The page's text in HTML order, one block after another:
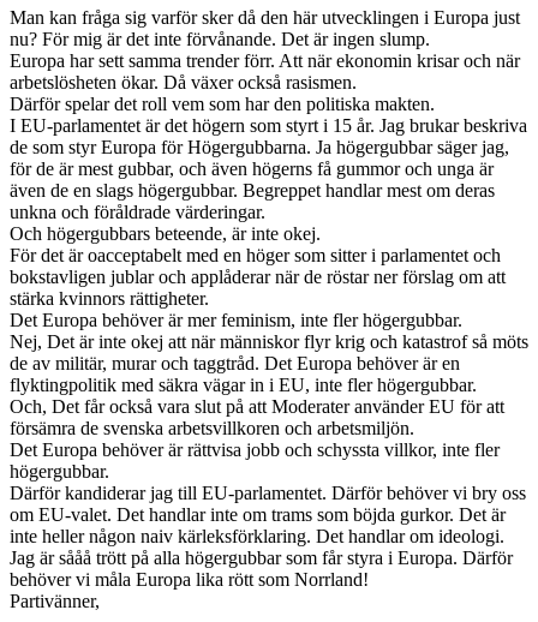
Man kan fråga sig varför sker då den här utvecklingen i Europa just
nu? För mig är det inte förvånande. Det är ingen slump.
Europa har sett samma trender förr. Att när ekonomin krisar och när
arbetslösheten ökar. Då växer också rasismen.
Därför spelar det roll vem som har den politiska makten.
I EU-parlamentet är det högern som styrt i 15 år. Jag brukar beskriva
de som styr Europa för Högergubbarna. Ja högergubbar säger jag,
för de är mest gubbar, och även högerns få gummor och unga är
även de en slags högergubbar. Begreppet handlar mest om deras
unkna och föråldrade värderingar.
Och högergubbars beteende, är inte okej.
För det är oacceptabelt med en höger som sitter i parlamentet och
bokstavligen jublar och applåderar när de röstar ner förslag om att
stärka kvinnors rättigheter.
Det Europa behöver är mer feminism, inte fler högergubbar.
Nej, Det är inte okej att när människor flyr krig och katastrof så möts
de av militär, murar och taggtråd. Det Europa behöver är en
flyktingpolitik med säkra vägar in i EU, inte fler högergubbar.
Och, Det får också vara slut på att Moderater använder EU för att
försämra de svenska arbetsvillkoren och arbetsmiljön.
Det Europa behöver är rättvisa jobb och schyssta villkor, inte fler
högergubbar.
Därför kandiderar jag till EU-parlamentet. Därför behöver vi bry oss
om EU-valet. Det handlar inte om trams som böjda gurkor. Det är
inte heller någon naiv kärleksförklaring. Det handlar om ideologi.
Jag är sååå trött på alla högergubbar som får styra i Europa. Därför
behöver vi måla Europa lika rött som Norrland!
Partivänner,